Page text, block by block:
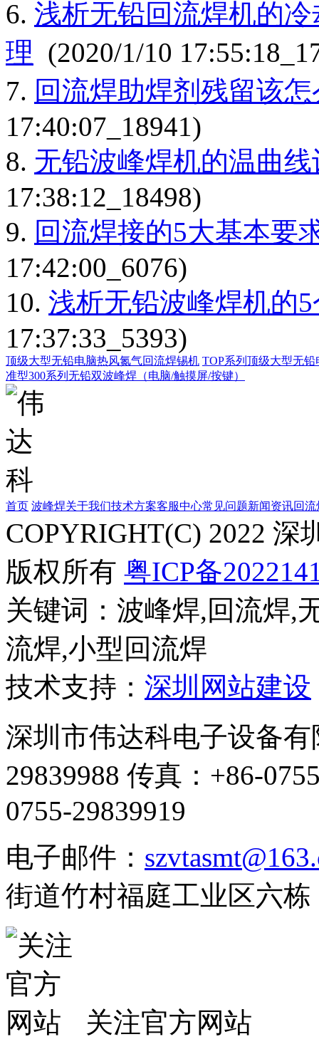
6. 浅析无铅回流焊机的
理 (2020/1/10
7. 回流焊助焊剂残留该
17:40:07_18941)
8. 无铅波峰焊机的温曲
17:38:12_18498)
9. 回流焊接的5大基本要
17:42:00_6076)
10. 浅析无铅波峰焊机的
17:37:33_5393)
顶级大型无铅电脑热风氮气回流焊锡机 TOP系列顶级大型无
准型300系列无铅双波峰焊（电脑/触摸屏/按键）
首页 波峰焊关于我们技术方案客服中心常见问题新闻资讯回流
COPYRIGHT(C) 2022
版权所有 粤ICP备
关键词：波峰焊,回流焊,
流焊,小型回流焊
技术支持： 深圳网站建设
深圳市伟达科电子设备
29839988 传真：+86-
0755-29839919
电子邮件：
街道竹村福庭工业区六栋
关注官方网站